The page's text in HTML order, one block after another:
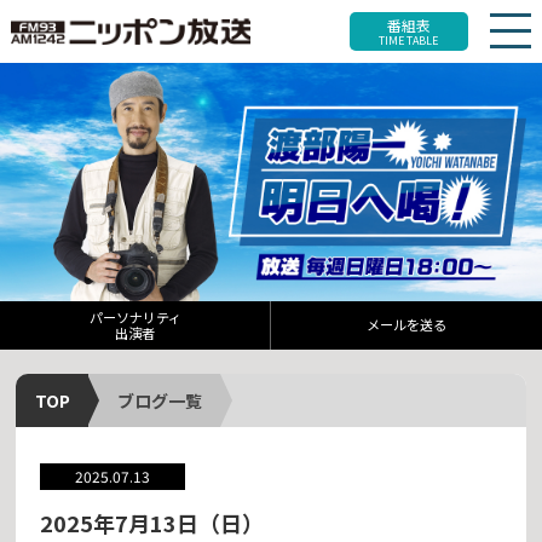
番組表
TIME TABLE
パーソナリティ
出演者
メールを送る
TOP ブログ一覧
2025.07.13
2025年7月13日（日）